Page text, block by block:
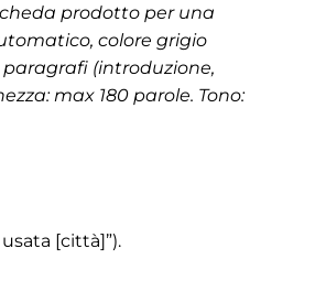
prodotto per una
colore grigio
(introduzione,
max 180 parole. Tono:
[città]”).